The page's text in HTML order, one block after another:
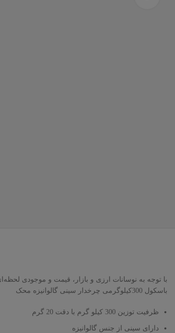
با توجه به نوسانات ارزی و بازار، قیمت و موجودی
باسکول 300کیلوگرمی چرخدار سینی گالوانیزه محک
ظرفیت توزین 300 کیلو گرم با دقت 20 گرم
دارای سینی از جنس گالوانیزه